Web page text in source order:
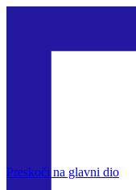
Preskoči na glavni dio